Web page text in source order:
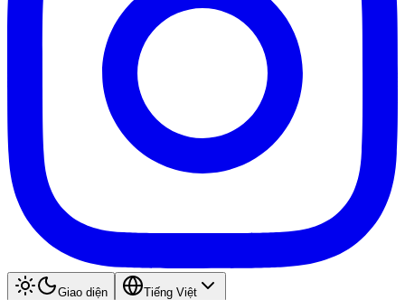
Giao diện
Tiếng Việt